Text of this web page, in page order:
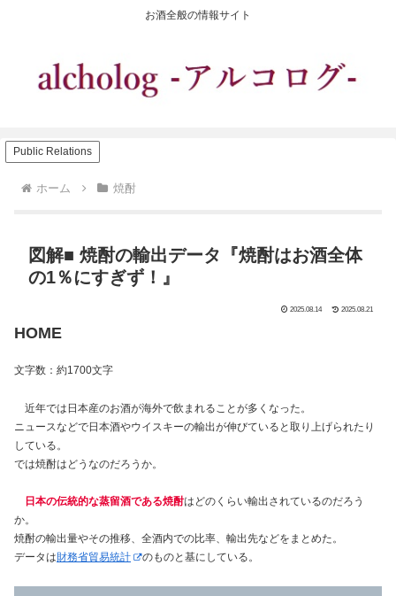
お酒全般の情報サイト
Public Relations
ホーム 焼酎
図解■ 焼酎の輸出データ『焼酎はお酒全体
の1％にすぎず！』
2025.08.14 2025.08.21
HOME
文字数：約1700文字
近年では日本産のお酒が海外で飲まれることが多くなった。
ニュースなどで日本酒やウイスキーの輸出が伸びていると取り上げられたり
している。
では焼酎はどうなのだろうか。
日本の伝統的な蒸留酒である焼酎はどのくらい輸出されているのだろう
か。
焼酎の輸出量やその推移、全酒内での比率、輸出先などをまとめた。
データは財務省貿易統計 のものと基にしている。